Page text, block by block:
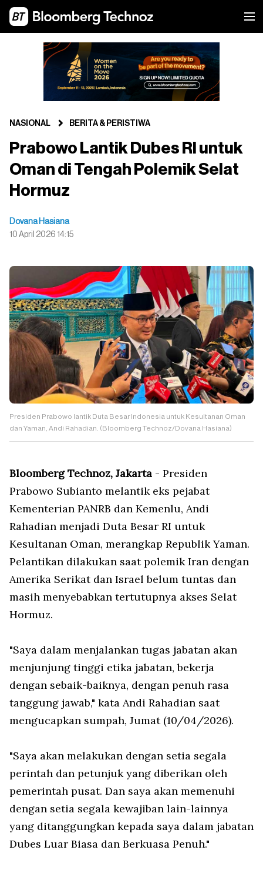
NASIONAL BERITA & PERISTIWA
Prabowo Lantik Dubes RI untuk
Oman di Tengah Polemik Selat
Hormuz
Dovana Hasiana
10 April 2026 14:15
Presiden Prabowo lantik Duta Besar Indonesia untuk Kesultanan Oman
dan Yaman, Andi Rahadian. (Bloomberg Technoz/Dovana Hasiana)
Bloomberg Technoz, Jakarta - Presiden
Prabowo Subianto melantik eks pejabat
Kementerian PANRB dan Kemenlu, Andi
Rahadian menjadi Duta Besar RI untuk
Kesultanan Oman, merangkap Republik Yaman.
Pelantikan dilakukan saat polemik Iran dengan
Amerika Serikat dan Israel belum tuntas dan
masih menyebabkan tertutupnya akses Selat
Hormuz.
"Saya dalam menjalankan tugas jabatan akan
menjunjung tinggi etika jabatan, bekerja
dengan sebaik-baiknya, dengan penuh rasa
tanggung jawab," kata Andi Rahadian saat
mengucapkan sumpah, Jumat (10/04/2026).
"Saya akan melakukan dengan setia segala
perintah dan petunjuk yang diberikan oleh
pemerintah pusat. Dan saya akan memenuhi
dengan setia segala kewajiban lain-lainnya
yang ditanggungkan kepada saya dalam jabatan
Dubes Luar Biasa dan Berkuasa Penuh."